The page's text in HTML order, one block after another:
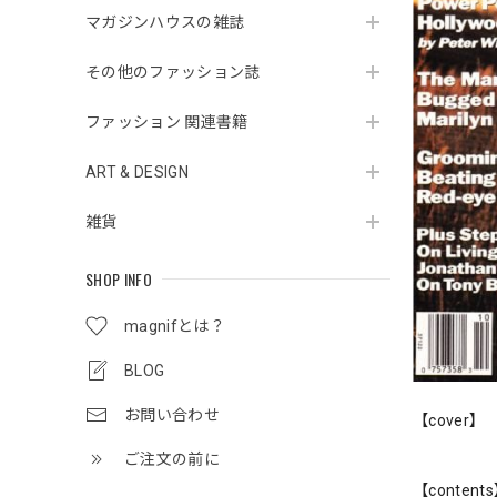
マガジンハウスの雑誌
その他のファッション誌
ファッション 関連書籍
ART & DESIGN
雑貨
SHOP INFO
magnifとは？
BLOG
お問い合わせ
ご注文の前に
【cover】
【